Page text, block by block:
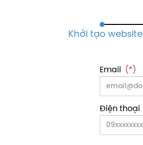
Email (*)
Điện thoại